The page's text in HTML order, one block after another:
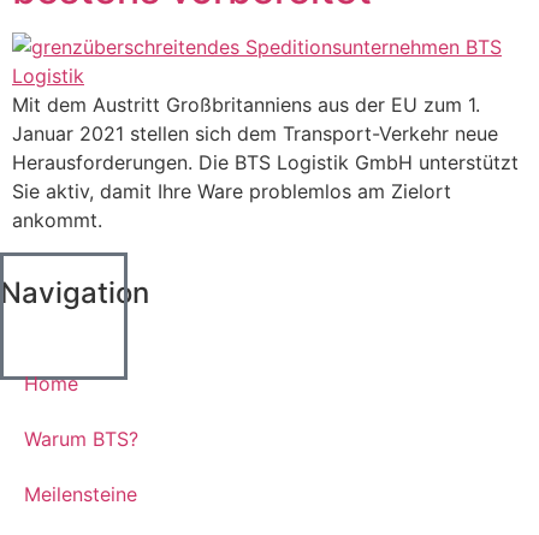
Mit dem Austritt Großbritanniens aus der EU zum 1.
Januar 2021 stellen sich dem Transport-Verkehr neue
Herausforderungen. Die BTS Logistik GmbH unterstützt
Sie aktiv, damit Ihre Ware problemlos am Zielort
ankommt.
Navigation
Home
Warum BTS?
Meilensteine